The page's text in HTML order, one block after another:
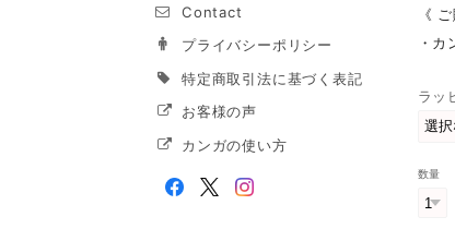
Contact
プライバシーポリシー
特定商取引法に基づく表記
お客様の声
カンガの使い方
《
・
ラッ
数量